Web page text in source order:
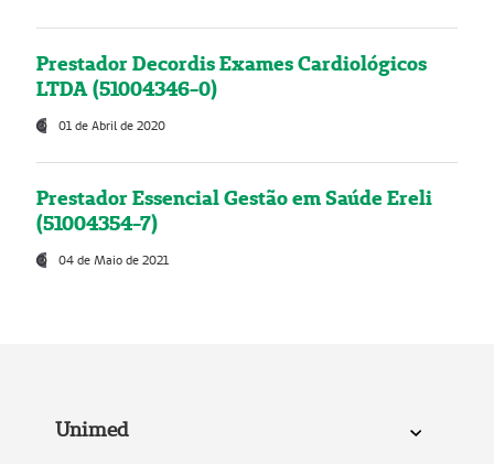
Prestador Decordis Exames Cardiológicos
LTDA (51004346-0)
01 de Abril de 2020
Prestador Essencial Gestão em Saúde Ereli
(51004354-7)
04 de Maio de 2021
Unimed